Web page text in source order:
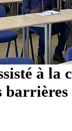
à la
barrières